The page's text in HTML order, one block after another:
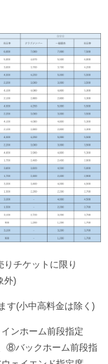
りチケットに限り
外)
す(小中高料金は除く)
ンホーム前段指定
⑧バックホーム前段指